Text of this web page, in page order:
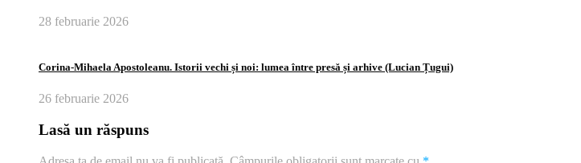
28 februarie 2026
Corina‑Mihaela Apostoleanu. Istorii vechi și noi: lumea între presă și arhive (Lucian Țugui)
26 februarie 2026
Lasă un răspuns